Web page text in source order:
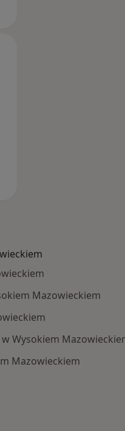
Mazowieckiem
Wysokiem
Mazowieckiem